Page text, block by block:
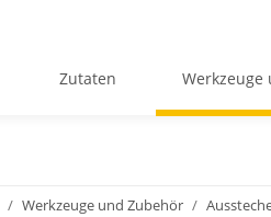
Zutaten Werkzeuge
Werkzeuge und Zubehör